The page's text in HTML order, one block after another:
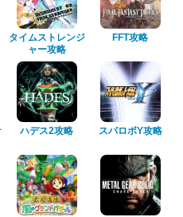
タイムストレンジ
ャー攻略
FFT攻略
ハデス2攻略 スパロボY攻略